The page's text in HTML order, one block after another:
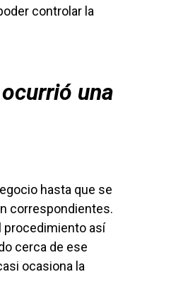
controlar la
una
hasta que se
correspondientes.
procedimiento así
cerca de ese
ocasiona la